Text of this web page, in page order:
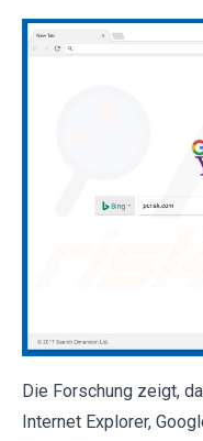
Die Forschung zeigt,
Internet Explorer,